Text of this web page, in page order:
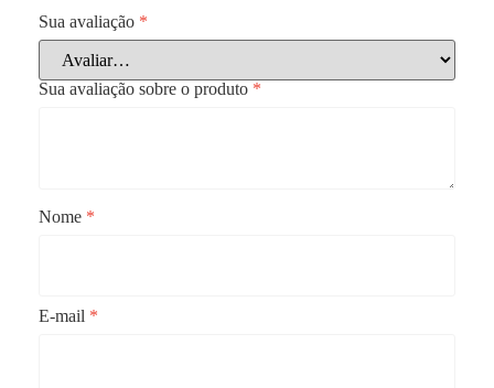
Sua avaliação *
Sua avaliação sobre o produto *
Nome *
E-mail *